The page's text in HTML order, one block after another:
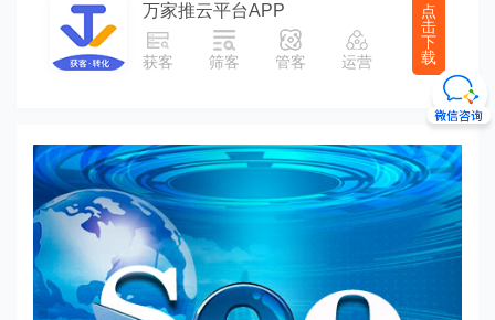
万家推云平台APP
获客 筛客 管客 运营
点
击
下
载